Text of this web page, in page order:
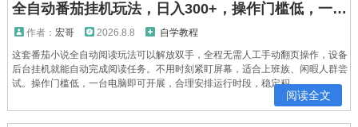
全自动番茄挂机玩法，日入300+，操作门槛低，一台电脑即可开展
作者： 宏哥 2026.8.8
自学教程
这套番茄小说全自动阅读玩法可以解放双手，全程无需人工手动翻页操作，设备
后台挂机就能自动完成阅读任务。不用时刻紧盯屏幕，适合上班族、闲暇人群尝
试。操作门槛低，一台电脑即可开展，合理安排运行时段，稳定积...
阅读全文